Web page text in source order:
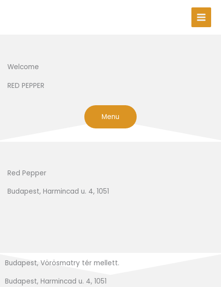
Welcome
RED PEPPER
Menu
Red Pepper
Budapest, Harmincad u. 4, 1051
Budapest, Vörösmatry tér mellett.
Budapest, Harmincad u. 4, 1051